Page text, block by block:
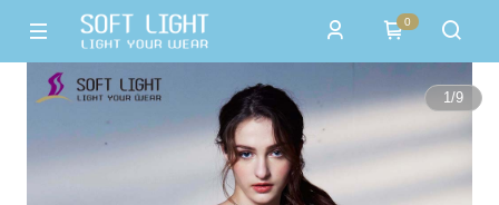
0
1/9